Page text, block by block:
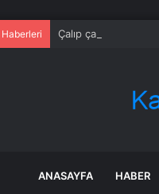
Çalıp çalıp yerine
ANASAYFA HABER